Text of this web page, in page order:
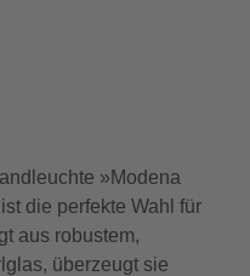
»Modena
die perfekte Wahl für
aus robustem,
überzeugt sie